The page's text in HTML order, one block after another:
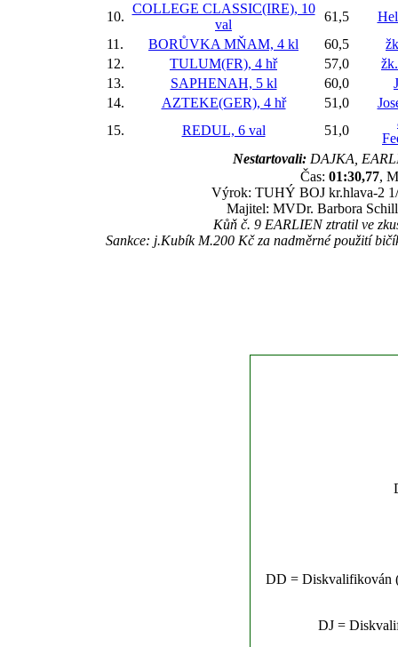
10.
COLLEGE CLASSIC(IRE), 10
val
61,5
11.
BORŮVKA MŇAM, 4 kl 60,5
12.
TULUM(FR), 4 hř 57,0
13.
SAPHENAH, 5 kl 60,0
14.
AZTEKE(GER), 4 hř 51,0
15.
REDUL, 6 val 51,0
Nestartovali: DAJKA,
Čas: 01:30,77,
Výrok: TUHÝ BOJ kr.hlava-2
Majitel: MVDr. Barbora
Kůň č. 9 EARLIEN ztratil ve
Sankce: j.Kubík M.200 Kč za nadměrné použití
DD = Diskvalifikován
DJ =